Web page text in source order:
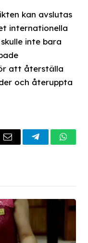
kan avslutas
internationella
inte bara
att återställa
och återuppta
Email Telegram